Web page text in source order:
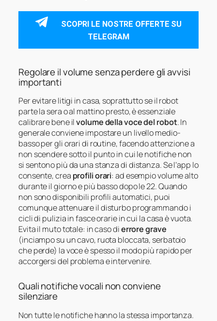
SCOPRI LE NOSTRE OFFERTE SU
TELEGRAM
Regolare il volume senza perdere gli avvisi
importanti
Per evitare litigi in casa, soprattutto se il robot
parte la sera o al mattino presto, è essenziale
calibrare bene ilvolume della voce del robot. In
generale conviene impostare un livello medio-
basso per gli orari di routine, facendo attenzione a
non scendere sotto il punto in cui le notifiche non
si sentono più da una stanza di distanza. Se l’app lo
consente, crea profili orari: ad esempio volume alto
durante il giorno e più basso dopo le 22. Quando
non sono disponibili profili automatici, puoi
comunque attenuare il disturbo programmando i
cicli di pulizia in fasce orarie in cui la casa è vuota.
Evita il muto totale: in caso dierrore grave
(inciampo su un cavo, ruota bloccata, serbatoio
che perde) la voce è spesso il modo più rapido per
accorgersi del problema e intervenire.
Quali notifiche vocali non conviene
silenziare
Non tutte le notifiche hanno la stessa importanza.